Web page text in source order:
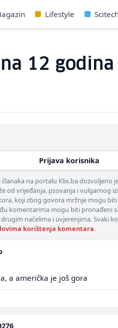
Lifestyle
na 12
Prijava korisnika
na portalu Klix.ba dozvoljeno
od vrijeđanja, psovanja i vulgarnog
koji zbog govora mržnje mogu
komentarima mogu biti pronađeni
načelima i uvjerenjima. Svaki
korištenja komentara.
a američka je još gora